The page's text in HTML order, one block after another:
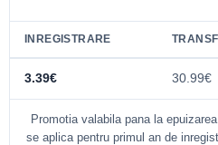
INREGISTRARE
3.39€ 30.99€
Promotia valabila pana la
se aplica pentru primul an de